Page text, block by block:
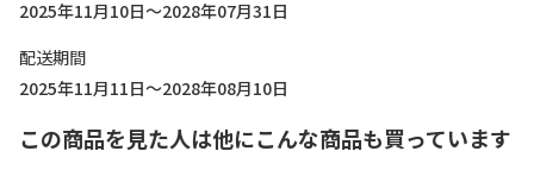
2025年11月10日～2028年07月31日
配送期間
2025年11月11日～2028年08月10日
この商品を見た人は他にこんな商品も買っています